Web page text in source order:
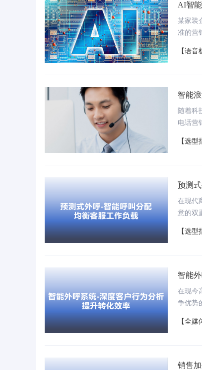
AI智
某家装
准的营
【语音
智能
随着科
电话营
我们
的。
【选型
预测
在现代
意的双
种均
验。
【选型
智能
在现今
争优势
而更
【全媒
销售
统案例：投诉录音量从 杭州医保：医保小智全时段智能应答、
客服“即时应答”、视频客服“远程办理”